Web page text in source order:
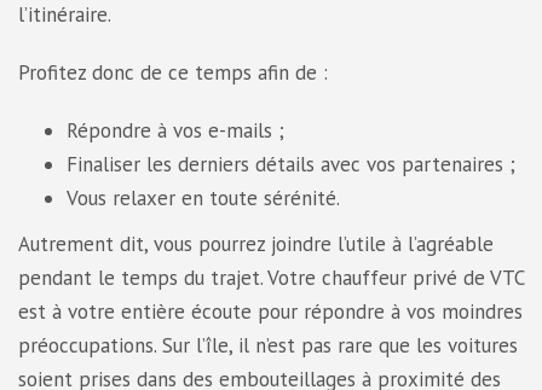
l’itinéraire.
Profitez donc de ce temps afin de :
Répondre à vos e-mails ;
Finaliser les derniers détails avec vos partenaires ;
Vous relaxer en toute sérénité.
Autrement dit, vous pourrez joindre l’utile à l’agréable
pendant le temps du trajet. Votre chauffeur privé de VTC
est à votre entière écoute pour répondre à vos moindres
préoccupations. Sur l’île, il n’est pas rare que les voitures
soient prises dans des embouteillages à proximité des